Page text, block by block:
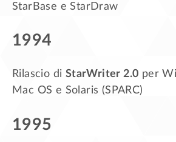
StarBase e StarDraw
1994
Rilascio di StarWriter 2.0 per
Mac OS e Solaris (SPARC)
1995